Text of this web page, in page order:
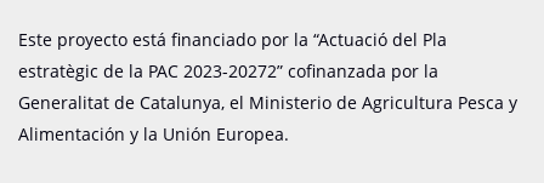
Este proyecto está financiado por la “Actuació del Pla
estratègic de la PAC 2023-20272” cofinanzada por la
Generalitat de Catalunya, el Ministerio de Agricultura Pesca y
Alimentación y la Unión Europea.